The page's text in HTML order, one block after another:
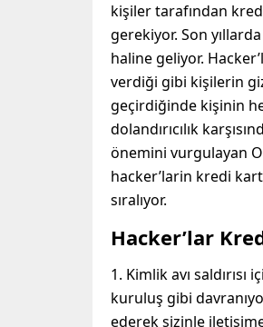
kişiler tarafından
gerekiyor. Son
haline geliyor.
verdiği gibi kişilerin
geçirdiğinde kişinin
dolandırıcılık
önemini vurgulayan
hacker’larin kredi
sıralıyor.
Hacker’lar
1. Kimlik avı
kuruluş gibi
ederek sizinle